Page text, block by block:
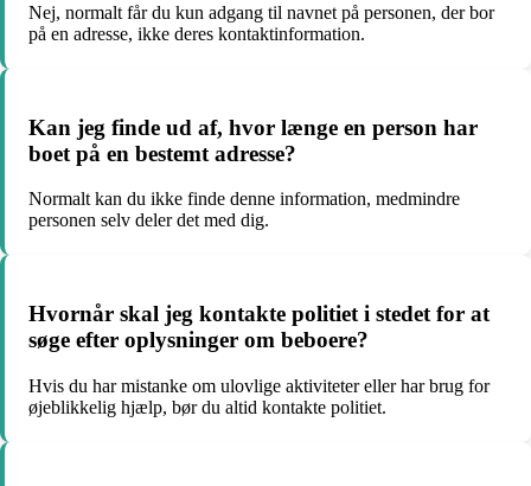
Nej, normalt får du kun adgang til navnet på personen, der bor
på en adresse, ikke deres kontaktinformation.
Kan jeg finde ud af, hvor længe en person har
boet på en bestemt adresse?
Normalt kan du ikke finde denne information, medmindre
personen selv deler det med dig.
Hvornår skal jeg kontakte politiet i stedet for at
søge efter oplysninger om beboere?
Hvis du har mistanke om ulovlige aktiviteter eller har brug for
øjeblikkelig hjælp, bør du altid kontakte politiet.